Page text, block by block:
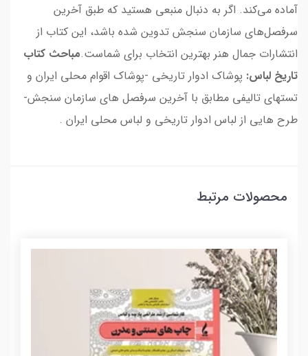
آماده می‌کند. اگر به دنبال منبعی هستید که طبق آخرین
سرفصل‌های سازمان سنجش تدوین شده باشد، این کتاب از
انتشارات جمال هنر بهترین انتخاب برای شماست.مباحث کتاب
تاریخ لباس: پوشاک ادوار تاریخی -پوشاک اقوام محلی ایران و
تستهای تالیفی مطابق با آخرین سرفصل های سازمان سنجش-
طرح هایی از لباس ادوار تاریخی و لباس محلی ایران .
محصولات مرتبط